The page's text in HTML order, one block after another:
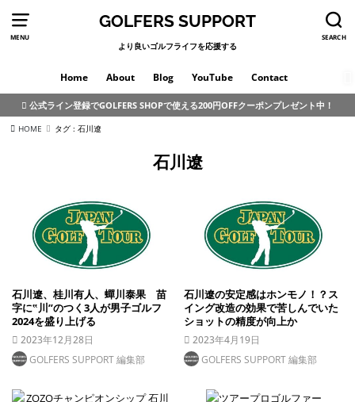
MENU SEARCH
GOLFERS SUPPORT
より良いゴルフライフを応援する
Home About Blog YouTube Contact
公式ライン登録でGOLFERS SHOPで使える200円OFFクーポンプレゼント中！
HOME タグ : 石川遼
石川遼
石川遼、桂川有人、蟬川泰果 苗
字に‟川”のつく3人が男子ゴルフ
2024を盛り上げる
2023年12月28日
GOLFERS SUPPORT 編集部
石川遼の安定感はホンモノ！？ス
イング改造の効果で苦しんでいた
ショットの精度が向上か
2023年4月19日
GOLFERS SUPPORT 編集部